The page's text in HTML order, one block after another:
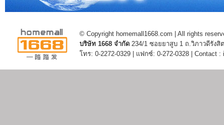
© Copyright homemall1668.com | All rights
บริษัท 1668 จำกัด 234/1 ซอยยาสูบ 1 ถ.วิภาวดีรัง
โทร: 0-2272-0329 | แฟกซ์: 0-272-0328 | Contact